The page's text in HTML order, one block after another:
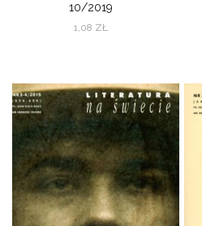
10/2019
1,08 ZŁ